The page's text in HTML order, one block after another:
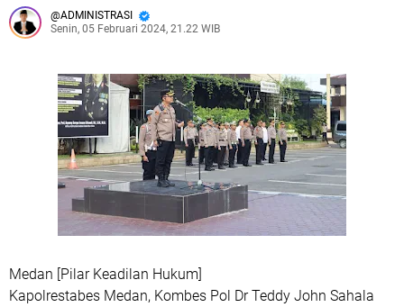
ADMINISTRASI
Senin, 05 Februari 2024, 21.22 WIB
Medan [Pilar Keadilan Hukum]
Kapolrestabes Medan, Kombes Pol Dr Teddy John Sahala